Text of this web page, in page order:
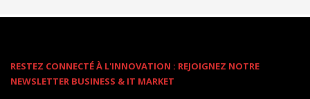
RESTEZ CONNECTÉ À L'INNOVATION : REJOIGNEZ NOTRE
NEWSLETTER BUSINESS & IT MARKET